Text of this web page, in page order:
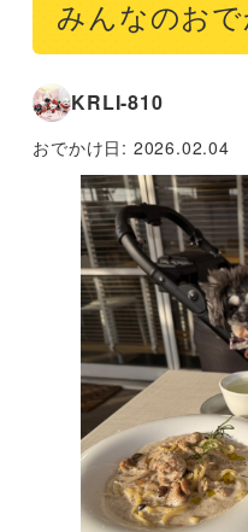
みんなのお
KRLI-810
おでかけ日: 2026.02.04